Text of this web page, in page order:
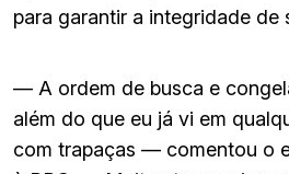
para garantir a integridade de
— A ordem de busca e
além do que eu já vi em
com trapaças — comentou o